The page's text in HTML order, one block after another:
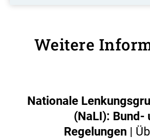
Weitere
Nationale
(NaLI): Bund-
Regelungen |